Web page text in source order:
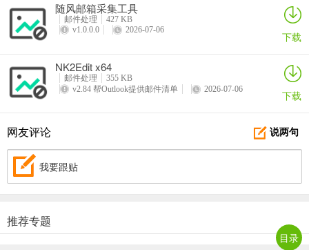
随风邮箱采集工具
邮件处理
427 KB
v1.0.0.0
2026-07-06 下载
NK2Edit x64
邮件处理
355 KB
v2.84 帮Outlook提供邮件清单
2026-07-06 下载
说两句
网友评论
我要跟贴
推荐专题
目录